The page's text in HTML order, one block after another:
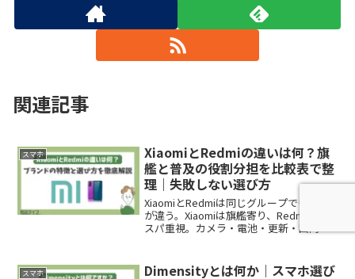
関連記事
スマホ
XiaomiとRedmiの違いは何？旗
艦と普及の役割分担を比較表で整
理｜失敗しない選び方
XiaomiとRedmiは同じグループでも役割
が違う。Xiaomiは旗艦寄り、Redmiはコ
スパ重視。カメラ・電池・更新・国内対
提示。
スマホ
Dimensityとは何か｜スマホ選び